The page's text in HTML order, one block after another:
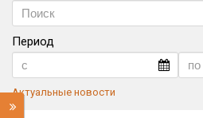
Период
Актуальные новости